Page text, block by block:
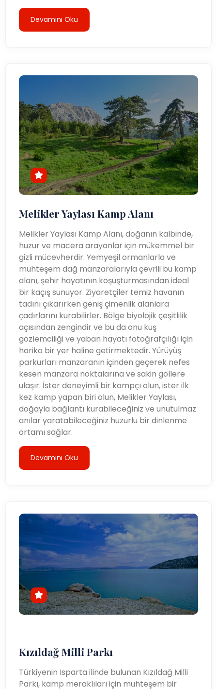
Devamını Oku
Melikler Yaylası Kamp Alanı
Melikler Yaylası Kamp Alanı, doğanın kalbinde,
huzur ve macera arayanlar için mükemmel bir
gizli mücevherdir. Yemyeşil ormanlarla ve
muhteşem dağ manzaralarıyla çevrili bu kamp
alanı, şehir hayatının koşuşturmasından ideal
bir kaçış sunuyor. Ziyaretçiler temiz havanın
tadını çıkarırken geniş çimenlik alanlara
çadırlarını kurabilirler. Bölge biyolojik çeşitlilik
açısından zengindir ve bu da onu kuş
gözlemciliği ve yaban hayatı fotoğrafçılığı için
harika bir yer haline getirmektedir. Yürüyüş
parkurları manzaranın içinden geçerek nefes
kesen manzara noktalarına ve sakin göllere
ulaşır. İster deneyimli bir kampçı olun, ister ilk
kez kamp yapan biri olun, Melikler Yaylası,
doğayla bağlantı kurabileceğiniz ve unutulmaz
anılar yaratabileceğiniz huzurlu bir dinlenme
ortamı sağlar.
Devamını Oku
Kızıldağ Milli Parkı
Türkiyenin Isparta ilinde bulunan Kızıldağ Milli
Parkı, kamp meraklıları için muhteşem bir